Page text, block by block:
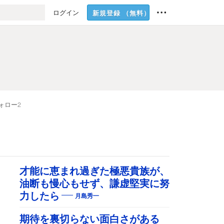
ログイン 新規登録 （無料）
ロー2
才能に恵まれ過ぎた極悪貴族が、
油断も慢心もせず、謙虚堅実に努
力したら
月島秀一
期待を裏切らない面白さがある